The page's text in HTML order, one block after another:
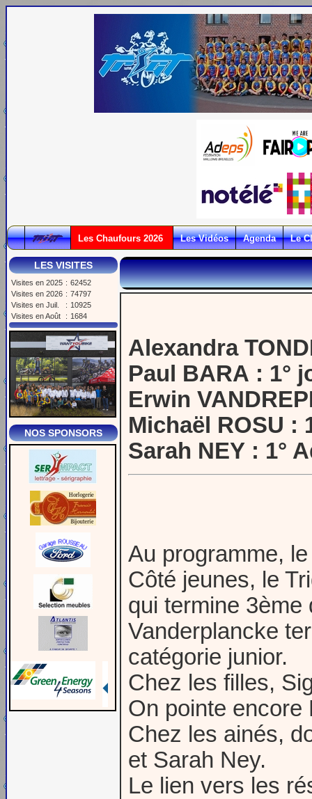
Les Chaufours 2026 Les Vidéos Agenda Le
LES VISITES
Visites en 2025 : 62452
Visites en 2026 : 74797
Visites en Juil.
: 10925
Visites en Août
: 1684
NOS SPONSORS
Alexandra
Paul BARA : 1°
Erwin
Michaël ROSU :
Sarah NEY : 1°
Au programme,
Côté jeunes, le
qui termine
Vanderplancke
catégorie junior.
Chez les filles,
On pointe encore
Chez les ainés,
et Sarah Ney.
Le lien vers les